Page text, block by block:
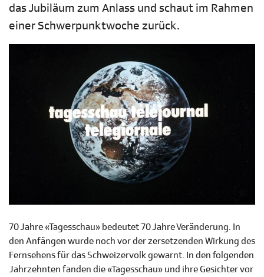
das Jubiläum zum Anlass und schaut im Rahmen
einer Schwerpunktwoche zurück.
70 Jahre «Tagesschau» bedeutet 70 Jahre Veränderung. In
den Anfängen wurde noch vor der zersetzenden Wirkung des
Fernsehens für das Schweizervolk gewarnt. In den folgenden
Jahrzehnten fanden die «Tagesschau» und ihre Gesichter vor